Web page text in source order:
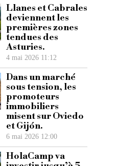
Llanes et Cabrales
deviennent les
premières zones
tendues des
Asturies.
4 mai 2026 11:12
Dans un marché
sous tension, les
promoteurs
immobiliers
misent sur Oviedo
et Gijón.
6 mai 2026 12:00
HolaCamp va